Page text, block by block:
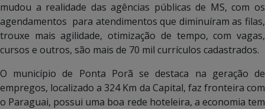
mudou a realidade das agências públicas de MS, com os
agendamentos para atendimentos que diminuíram as filas,
trouxe mais agilidade, otimização de tempo, com vagas,
cursos e outros, são mais de 70 mil currículos cadastrados.
O município de Ponta Porã se destaca na geração de
empregos, localizado a 324 Km da Capital, faz fronteira com
o Paraguai, possui uma boa rede hoteleira, a economia tem